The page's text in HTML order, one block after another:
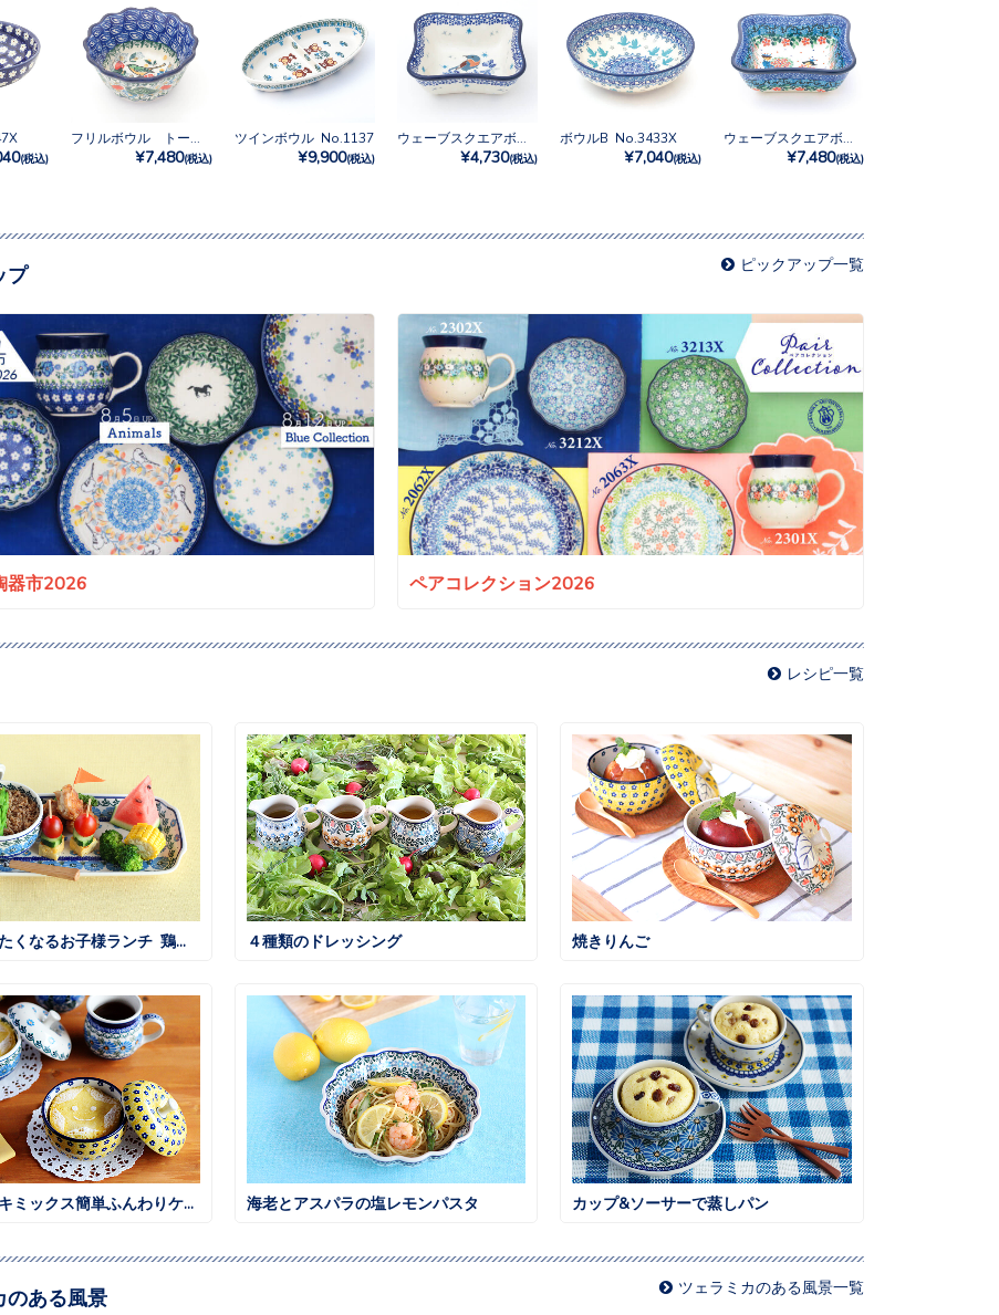
(税込) ¥7,480(税込)
ツインボウル No.1137
¥9,900(税込) ¥4,730(税込)
ボウルB No.3433X
¥7,040(税込) ¥7,480(税込)
プ ピックアップ一覧
器市2026 ペアコレクション2026
レシピ一覧
大人も食べたくなるお子様ランチ 鶏そぼろごはん ４種類のドレッシング 焼きりんご
ホットケーキミックス簡単ふんわりケーキ 海老とアスパラの塩レモンパスタ カップ&ソーサーで蒸しパン
のある風景 ツェラミカのある風景一覧